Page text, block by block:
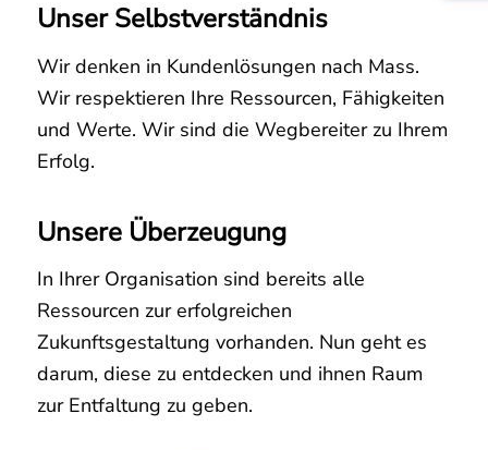
Unser Selbstverständnis
Wir denken in Kundenlösungen nach Mass.
Wir respektieren Ihre Ressourcen, Fähigkeiten
und Werte. Wir sind die Wegbereiter zu Ihrem
Erfolg.
Unsere Überzeugung
In Ihrer Organisation sind bereits alle
Ressourcen zur erfolgreichen
Zukunftsgestaltung vorhanden. Nun geht es
darum, diese zu entdecken und ihnen Raum
zur Entfaltung zu geben.